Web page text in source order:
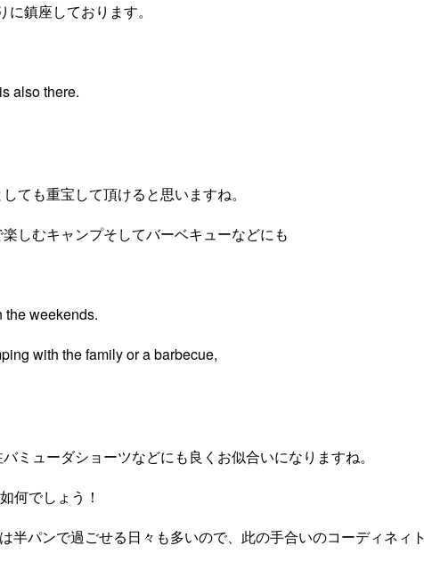
鎮座しております。
also there.
ても重宝して頂けると思いますね。
しむキャンプそしてバーベキューなどにも
the weekends.
with the family or a barbecue,
ミューダショーツなどにも良くお似合いになりますね。
何でしょう！
半パンで過ごせる日々も多いので、此の手合いのコーディネィト